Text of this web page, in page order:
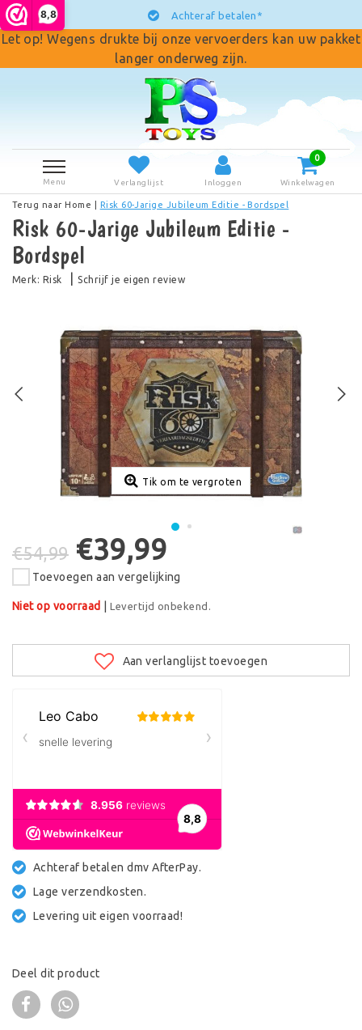
8,8 Achteraf betalen*
Let op! Wegens drukte bij onze vervoerders kan uw pakket
langer onderweg zijn.
Menu Verlanglijst Inloggen
0
Winkelwagen
Terug naar Home Risk 60-Jarige Jubileum Editie - Bordspel
Risk 60-Jarige Jubileum Editie -
Bordspel
Merk: Risk |Schrijf je eigen review
Tik om te vergroten
€54,99 €39,99
Toevoegen aan vergelijking
Niet op voorraad |Levertijd onbekend.
Aan verlanglijst toevoegen
Achteraf betalen dmv AfterPay.
Lage verzendkosten.
Levering uit eigen voorraad!
Deel dit product